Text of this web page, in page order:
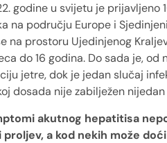
godine u svijetu je
na području Europe i
na prostoru Ujedinjenog
do 16 godina. Do sada je,
jetre, dok je jedan slučaj
dosada nije zabilježen
akutnog hepatitisa
proljev, a kod nekih može